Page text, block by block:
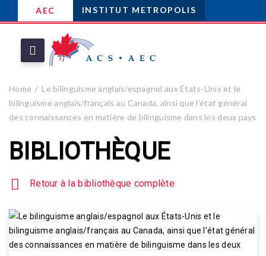
AEC INSTITUT METROPOLIS
Home
Le bilinguisme anglais/espagnol aux États-Unis et le
bilinguisme anglais/français au Canada, ainsi que l’état général
des connaissances en matière de bilinguisme dans les deux pays
BIBLIOTHÈQUE
Retour à la bibliothèque complète